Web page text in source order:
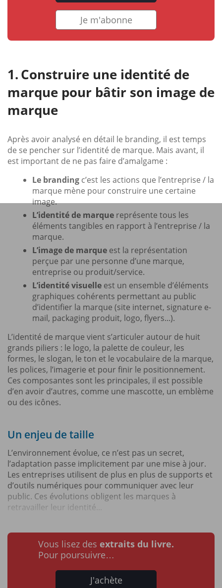
Je m'abonne
Construire une identité de
marque pour bâtir son image de
marque
Après avoir analysé en détail le branding, il est temps
de se pencher sur l’identité de marque. Mais avant, il
est important de ne pas faire d’amalgame :
Le branding c’est les actions que l’entreprise / la
marque mène pour construire une certaine
image.
L’identité de marque représente tous les
éléments tangibles en rapport à l’entreprise / la
marque.
L’image de marque est la représentation
perçue par une personne d’une marque,
entreprise ou produit/service.
L’identité visuelle est un ensemble d’éléments
graphiques cohérents permettant au public
d’identifier la marque (site internet, signature e-
mail, packaging produit, logo, flyers...).
L’identité de marque vient s’articuler autour de huit
grands piliers : le logo, la palette de couleur, les
formes, le slogan, le ton et le vocabulaire de la marque,
les polices, l’imagerie et pour finir le positionnement.
Ces composantes sont les principales, il est possible
d’en avoir d’autres, comme une mascotte, un emblème
ou des icônes.
Un enjeu de taille
L’environnement évolue, ce n’est pas un secret,
l’adaptation passe implicitement par une mise à jour.
Les entreprises utilisent de plus en plus de supports et
d’outils numériques pour communiquer avec leur
public. Ces évolutions obligent les marques à
retravailler leur identité...
Vous lisez des extraits du livre.
Pour poursuivre…
J'achète